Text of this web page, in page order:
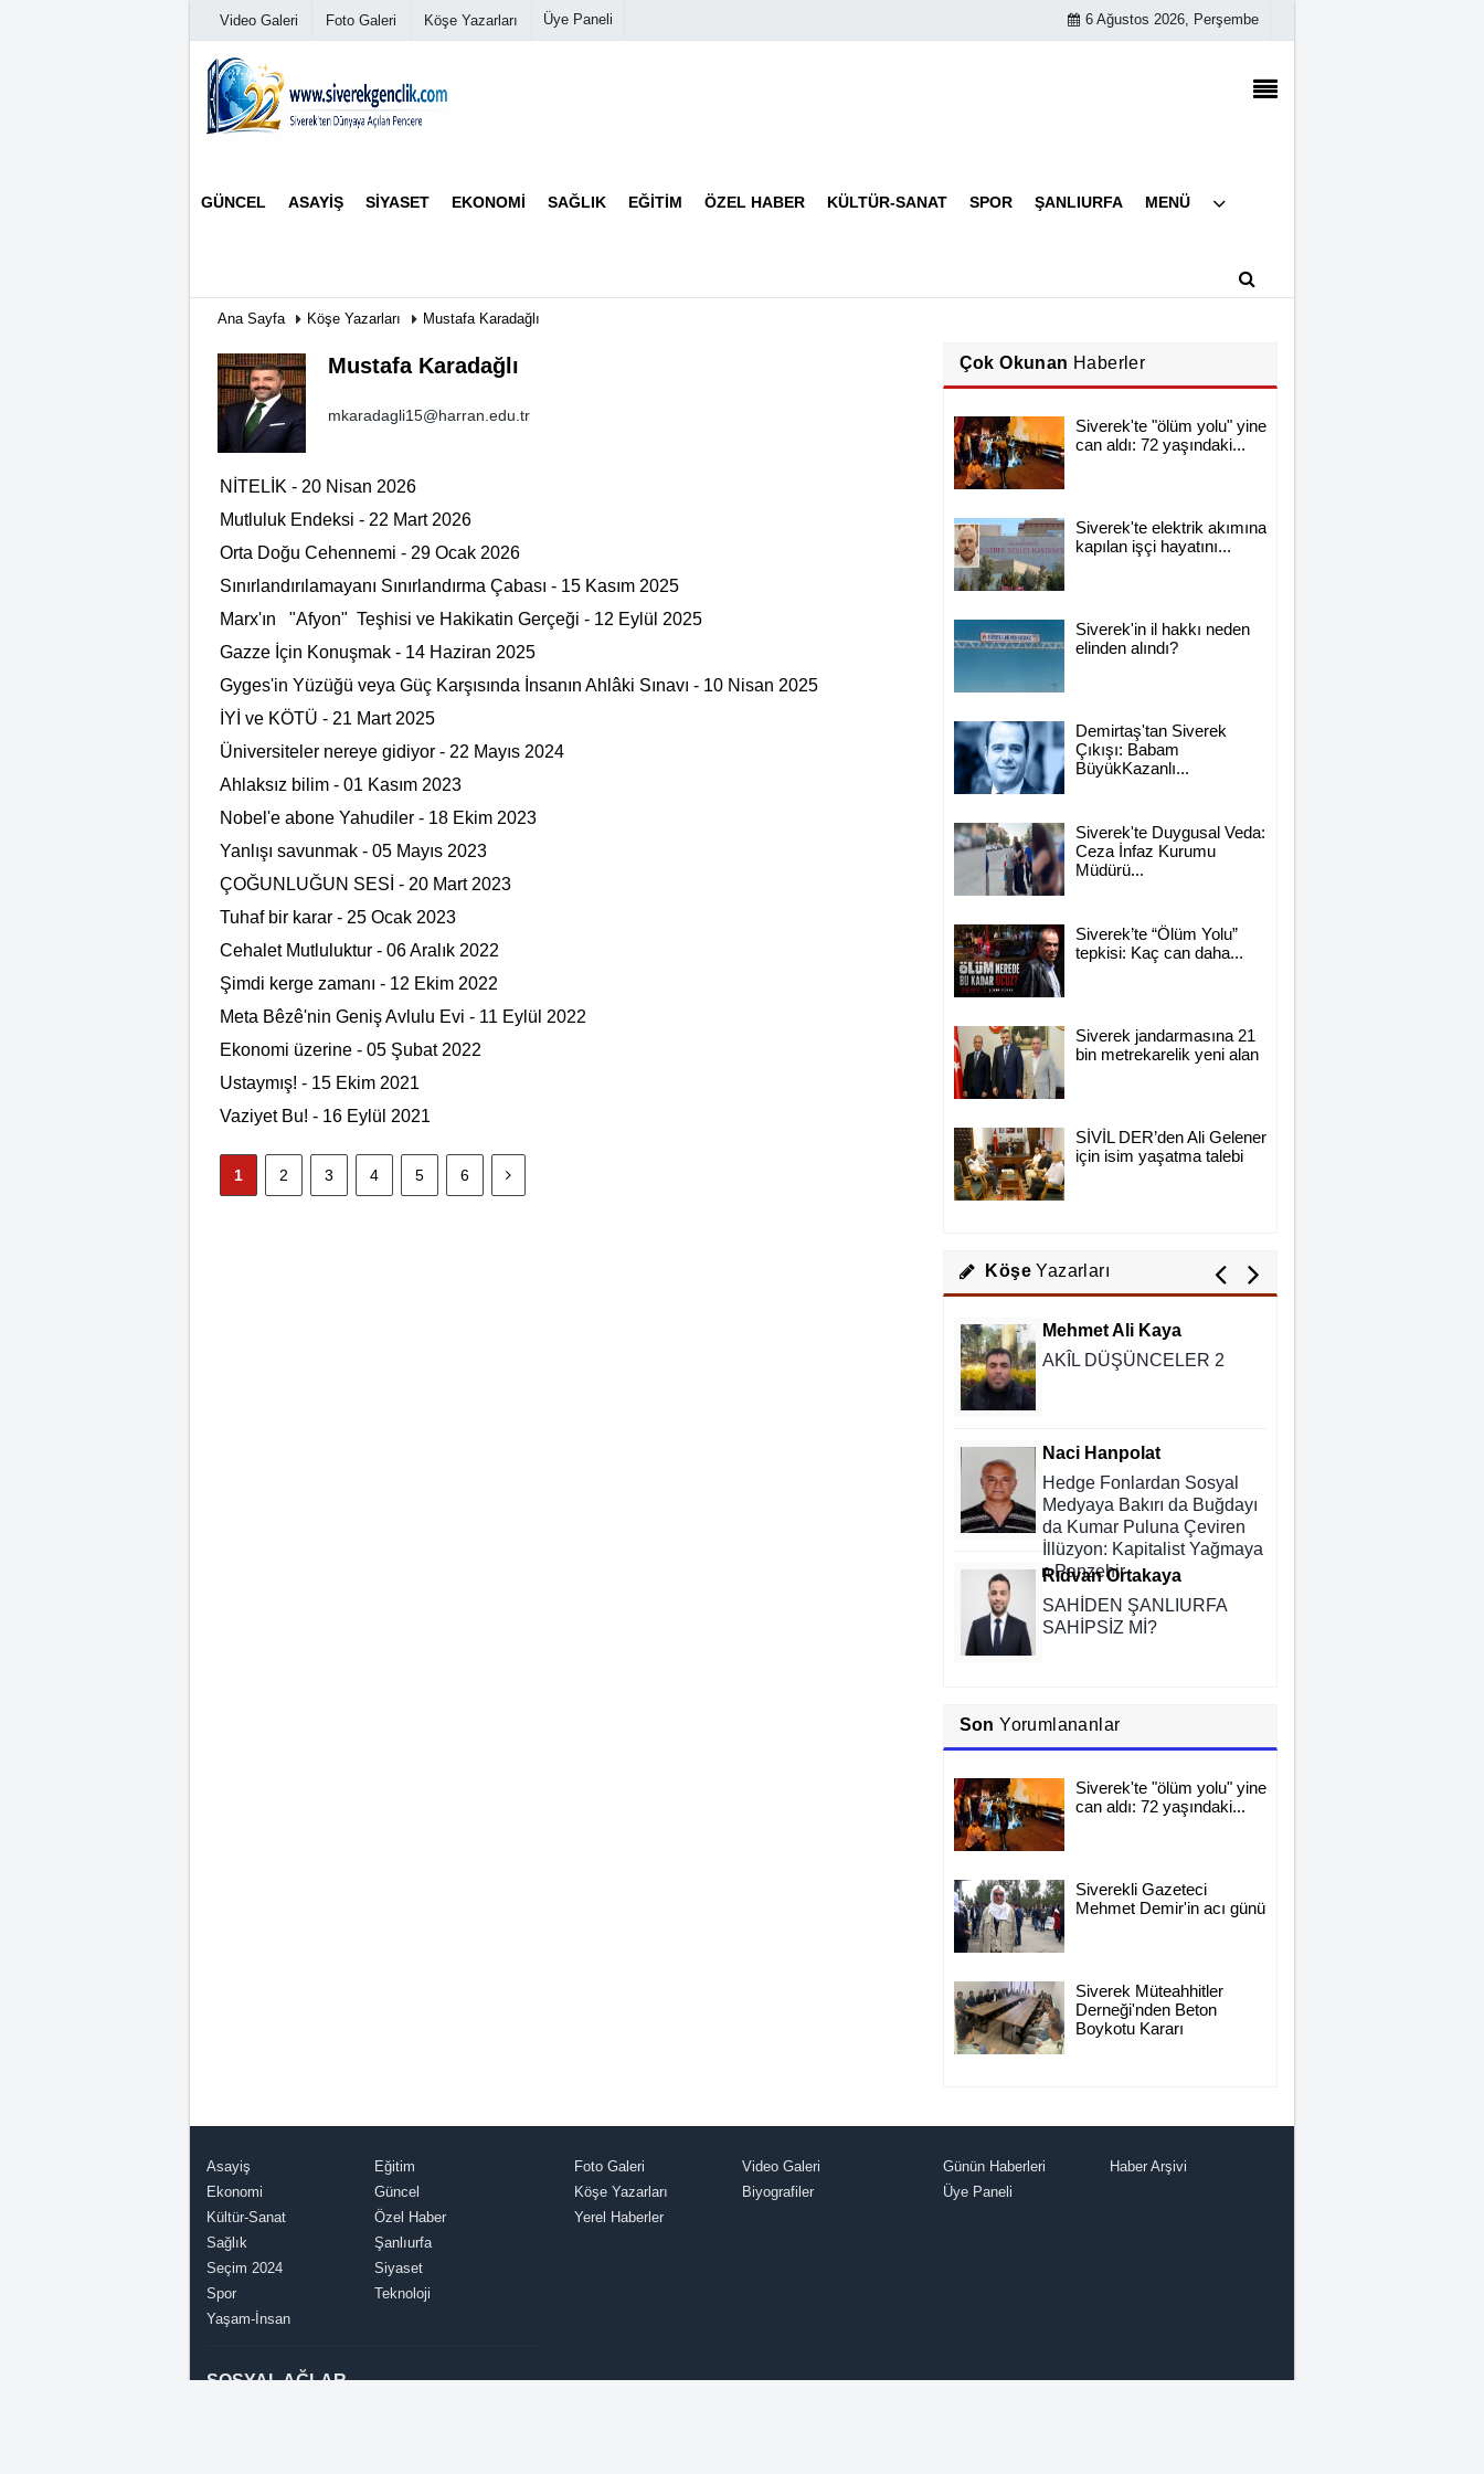
Video Galeri Foto Galeri Köşe Yazarları Üye Paneli 6 Ağustos 2026, Perşembe
GÜNCEL ASAYIŞ SIYASET EKONOMI SAĞLIK EĞITIM ÖZEL HABER KÜLTÜR-SANAT SPOR ŞANLIURFA MENÜ
Haber Arşivi
Video Galeri
İletişim
Ana Sayfa Köşe Yazarları Mustafa Karadağlı
Mustafa Karadağlı
mkaradagli15@harran.edu.tr
NİTELİK - 20 Nisan 2026
Mutluluk Endeksi - 22 Mart 2026
Orta Doğu Cehennemi - 29 Ocak 2026
Sınırlandırılamayanı Sınırlandırma Çabası - 15 Kasım 2025
Marx'ın "Afyon" Teşhisi ve Hakikatin Gerçeği - 12 Eylül 2025
Gazze İçin Konuşmak - 14 Haziran 2025
Gyges'in Yüzüğü veya Güç Karşısında İnsanın Ahlâki Sınavı - 10 Nisan 2025
İYİ ve KÖTÜ - 21 Mart 2025
Üniversiteler nereye gidiyor - 22 Mayıs 2024
Ahlaksız bilim - 01 Kasım 2023
Nobel'e abone Yahudiler - 18 Ekim 2023
Yanlışı savunmak - 05 Mayıs 2023
ÇOĞUNLUĞUN SESİ - 20 Mart 2023
Tuhaf bir karar - 25 Ocak 2023
Cehalet Mutluluktur - 06 Aralık 2022
Şimdi kerge zamanı - 12 Ekim 2022
Meta Bêzê'nin Geniş Avlulu Evi - 11 Eylül 2022
Ekonomi üzerine - 05 Şubat 2022
Ustaymış! - 15 Ekim 2021
Vaziyet Bu! - 16 Eylül 2021
1 2 3 4 5 6
Çok Okunan Haberler
Siverek'te "ölüm yolu" yine
can aldı: 72 yaşındaki...
Siverek'te elektrik akımına
kapılan işçi hayatını...
Siverek'in il hakkı neden
elinden alındı?
Demirtaş'tan Siverek
Çıkışı: Babam
BüyükKazanlı...
Siverek'te Duygusal Veda:
Ceza İnfaz Kurumu
Müdürü...
Siverek’te “Ölüm Yolu”
tepkisi: Kaç can daha...
Siverek jandarmasına 21
bin metrekarelik yeni alan
SİVİL DER’den Ali Gelener
için isim yaşatma talebi
Köşe Yazarları
Mahmut Hanpolat
Adanmış bir hayat: Neşet
Hoca
Ali Lale
Hırsızlığın ve Rüşvetin Yeni
Nurettin Gençdal
Yoksa Hayata Tasavvuf mu
?
Siverek Çevre Yolu mu,
Ölüm Yolu mu?
Mehmet Ali Kaya
AKÎL DÜŞÜNCELER 2
Naci Hanpolat
Hedge Fonlardan Sosyal
Medyaya Bakırı da Buğdayı
da Kumar Puluna Çeviren
İllüzyon: Kapitalist Yağmaya
Karşı Kadim Panzehir
Rıdvan Ortakaya
SAHİDEN ŞANLIURFA
SAHİPSİZ Mİ?
Dersa Mentikî û Lûyê
Mustafa Karadağlı
NİTELİK
Hasan Baydilli
TOPLUM? NE YAPMALI?
Son Yorumlananlar
Siverek'te "ölüm yolu" yine
can aldı: 72 yaşındaki...
Siverekli Gazeteci
Mehmet Demir'in acı günü
Siverek Müteahhitler
Derneği'nden Beton
Boykotu Kararı
Asayiş
Eğitim
Ekonomi
Güncel
Kültür-Sanat
Özel Haber
Sağlık
Şanlıurfa
Seçim 2024
Siyaset
Spor
Teknoloji
Yaşam-İnsan
SOSYAL AĞLAR
Foto Galeri
Video Galeri
Köşe Yazarları
Biyografiler
Yerel Haberler
Günün Haberleri
Haber Arşivi
Üye Paneli